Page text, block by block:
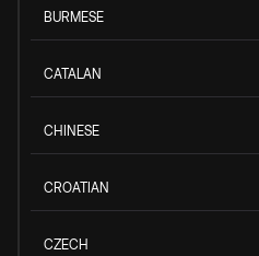
BURMESE
CATALAN
CHINESE
CROATIAN
CZECH